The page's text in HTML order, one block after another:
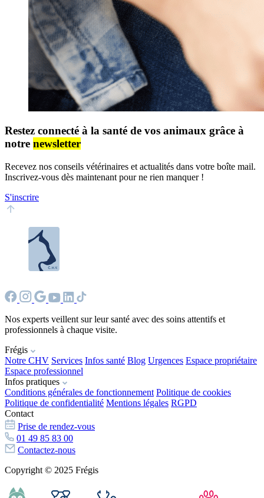
Restez connecté à la santé de vos animaux grâce à
notre newsletter
Recevez nos conseils vétérinaires et actualités dans votre boîte mail.
Inscrivez-vous dès maintenant pour ne rien manquer !
S'inscrire
Nos experts veillent sur leur santé avec des soins attentifs et
professionnels à chaque visite.
Frégis
Notre CHV Services Infos santé Blog Urgences Espace propriétaire
Espace professionnel
Infos pratiques
Conditions générales de fonctionnement Politique de cookies
Politique de confidentialité Mentions légales RGPD
Contact
Prise de rendez-vous
01 49 85 83 00
Contactez-nous
Copyright © 2025 Frégis